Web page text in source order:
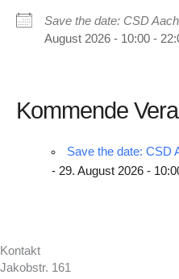
Save the date: CSD
August 2026 - 10:00 -
Kommende
Save the date: CSD
- 29. August 2026 -
Kontakt
Jakobstr. 161